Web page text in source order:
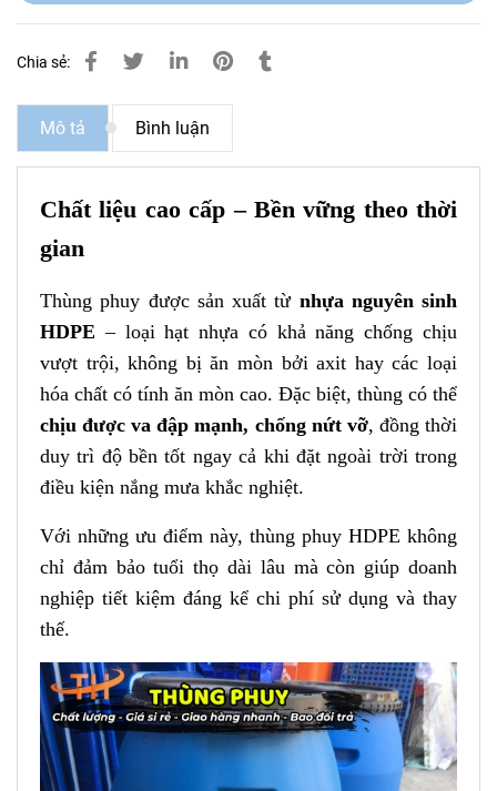
Chia sẻ:
Mô tả Bình luận
Chất liệu cao cấp – Bền vững theo thời
gian
Thùng phuy được sản xuất từ nhựa nguyên sinh
HDPE – loại hạt nhựa có khả năng chống chịu
vượt trội, không bị ăn mòn bởi axit hay các loại
hóa chất có tính ăn mòn cao. Đặc biệt, thùng có thể
chịu được va đập mạnh, chống nứt vỡ, đồng thời
duy trì độ bền tốt ngay cả khi đặt ngoài trời trong
điều kiện nắng mưa khắc nghiệt.
Với những ưu điểm này, thùng phuy HDPE không
chỉ đảm bảo tuổi thọ dài lâu mà còn giúp doanh
nghiệp tiết kiệm đáng kể chi phí sử dụng và thay
thế.